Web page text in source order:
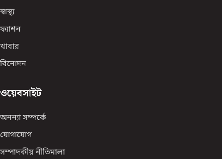
স্বাস্থ্য
ফ্যাশন
খাবার
বিনোদন
ওয়েবসাইট
অনন্যা সম্পর্কে
যোগাযোগ
সম্পাদকীয় নীতিমালা